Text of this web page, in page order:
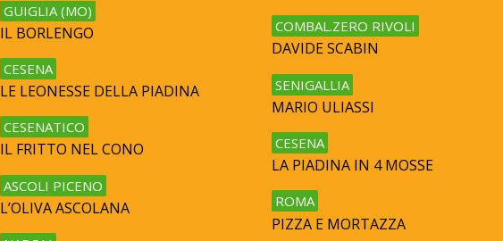
GUIGLIA (MO)
IL BORLENGO
CESENA
LE LEONESSE DELLA PIADINA
CESENATICO
IL FRITTO NEL CONO
ASCOLI PICENO
L’OLIVA ASCOLANA
COMBAL.ZERO RIVOLI
DAVIDE SCABIN
SENIGALLIA
MARIO ULIASSI
CESENA
LA PIADINA IN 4 MOSSE
ROMA
PIZZA E MORTAZZA